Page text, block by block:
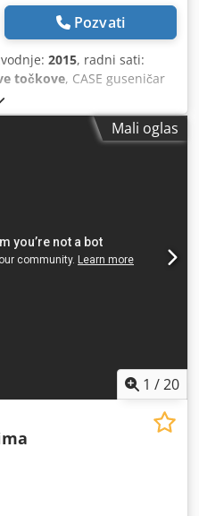
Pozvati
2015, radni sati:
točkove, CASE guseničar
kg Snaga: 122 kW Radnih
- Klima uređaj -
Zadnji ripper sa 3 zuba -
Mali oglas
1 /20